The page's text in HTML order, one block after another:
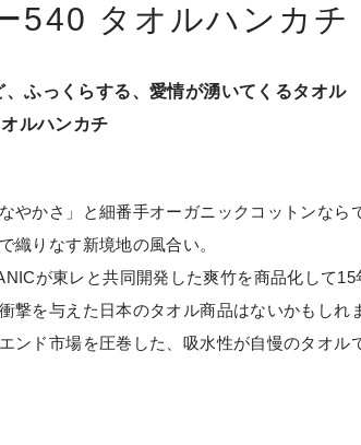
540 タオルハンカチ
、ふっくらする、愛情が湧いてくるタオル
ルハンカチ
やかさ」と細番手オーガニックコットンなら
織りなす新境地の風合い。
が東レと共同開発した爽竹を商品化して15
撃を与えた日本のタオル商品はないかもしれ
ンド市場を圧巻した、吸水性が自慢のタオル